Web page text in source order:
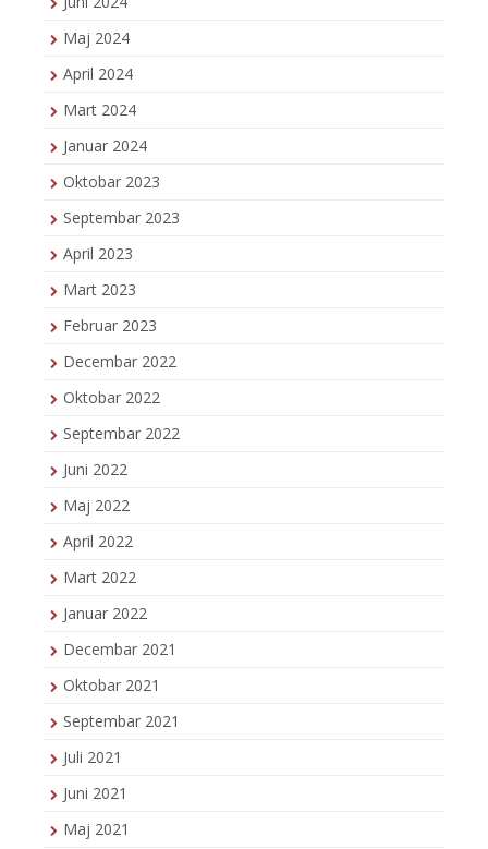
Maj 2024
April 2024
Mart 2024
Januar 2024
Oktobar 2023
Septembar 2023
April 2023
Mart 2023
Februar 2023
Decembar 2022
Oktobar 2022
Septembar 2022
Juni 2022
Maj 2022
April 2022
Mart 2022
Januar 2022
Decembar 2021
Oktobar 2021
Septembar 2021
Juli 2021
Juni 2021
Maj 2021